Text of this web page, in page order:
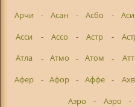
Арчи
- Асан - Асбо -
Асси
- Ассо - Астр -
Атла
- Атмо - Атом -
Афер
- Афор - Аффе -
Аэро
- Аэро -